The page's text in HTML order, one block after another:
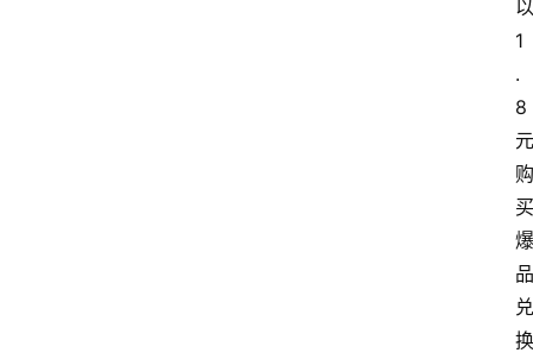
以
1
.
8
元
购
买
爆
品
兑
换